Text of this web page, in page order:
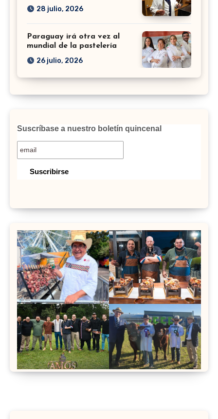
28 julio, 2026
Paraguay irá otra vez al
mundial de la pastelería
26 julio, 2026
Suscríbase a nuestro boletín quincenal